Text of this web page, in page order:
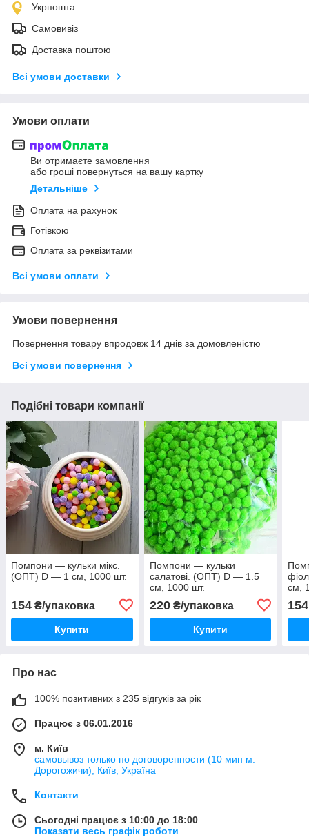
Укрпошта
Самовивіз
Доставка поштою
Всі умови доставки
Умови оплати
Ви отримаєте замовлення
або гроші повернуться на вашу картку
Детальніше
Оплата на рахунок
Готівкою
Оплата за реквізитами
Всі умови оплати
Умови повернення
Повернення товару впродовж 14 днів за домовленістю
Всі умови повернення
Подібні товари компанії
Помпони — кульки мікс.
(ОПТ) D — 1 см, 1000 шт.
154 ₴/упаковка
Купити
Помпони — кульки
салатові. (ОПТ) D — 1.5
см, 1000 шт.
220₴/упаковка
Купити
см,
154
Про нас
100% позитивних з 235 відгуків за рік
Працює з 06.01.2016
м. Київ
самовывоз только по договоренности (10 мин м.
Дорогожичи), Київ, Україна
Контакти
Сьогодні працює з 10:00 до 18:00
Показати весь графік роботи